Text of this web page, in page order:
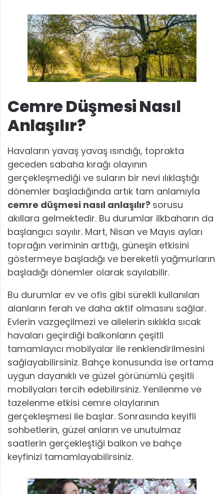
Cemre Düşmesi Nasıl
Anlaşılır?
Havaların yavaş yavaş ısındığı, toprakta
geceden sabaha kırağı olayının
gerçekleşmediği ve suların bir nevi ılıklaştığı
dönemler başladığında artık tam anlamıyla
cemre düşmesi nasıl anlaşılır? sorusu
akıllara gelmektedir. Bu durumlar ilkbaharın da
başlangıcı sayılır. Mart, Nisan ve Mayıs ayları
toprağın veriminin arttığı, güneşin etkisini
göstermeye başladığı ve bereketli yağmurların
başladığı dönemler olarak sayılabilir.
Bu durumlar ev ve ofis gibi sürekli kullanılan
alanların ferah ve daha aktif olmasını sağlar.
Evlerin vazgeçilmezi ve ailelerin sıklıkla sıcak
havaları geçirdiği balkonların çeşitli
tamamlayıcı mobilyalar ile renklendirilmesini
sağlayabilirsiniz. Bahçe konusunda ise ortama
uygun dayanıklı ve güzel görünümlü çeşitli
mobilyaları tercih edebilirsiniz. Yenilenme ve
tazelenme etkisi cemre olaylarının
gerçekleşmesi ile başlar. Sonrasında keyifli
sohbetlerin, güzel anların ve unutulmaz
saatlerin gerçekleştiği balkon ve bahçe
keyfinizi tamamlayabilirsiniz.